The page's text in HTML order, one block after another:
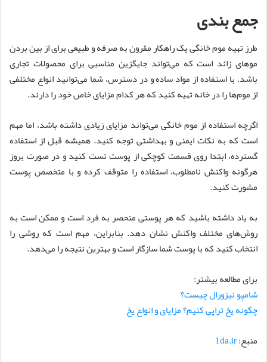
جمع بندی
طرز تهیه موم خانگی یک راهکار مقرون به صرفه و طبیعی برای از بین بردن
موهای زائد است که می‌تواند جایگزین مناسبی برای محصولات تجاری
باشد. با استفاده از مواد ساده و در دسترس، شما می‌توانید انواع مختلفی
از موم‌ها را در خانه تهیه کنید که هر کدام مزایای خاص خود را دارند.
اگرچه استفاده از موم خانگی می‌تواند مزایای زیادی داشته باشد، اما مهم
است که به نکات ایمنی و بهداشتی توجه کنید. همیشه قبل از استفاده
گسترده، ابتدا روی قسمت کوچکی از پوست تست کنید و در صورت بروز
هرگونه واکنش نامطلوب، استفاده را متوقف کرده و با متخصص پوست
مشورت کنید.
به یاد داشته باشید که هر پوستی منحصر به فرد است و ممکن است به
روش‌های مختلف واکنش نشان دهد. بنابراین، مهم است که روشی را
انتخاب کنید که با پوست شما سازگار است و بهترین نتیجه را می‌دهد.
برای مطالعه بیشتر:
شامپو نیزورال چیست؟
چگونه یخ تراپی کنیم؟ مزایای و انواع یخ
منبع:1da.ir